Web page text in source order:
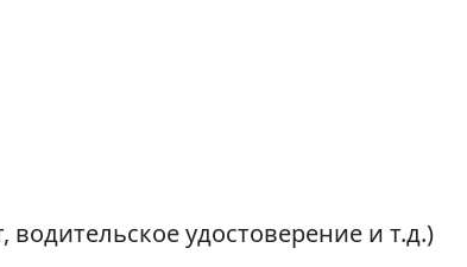
удостоверение и т.д.)